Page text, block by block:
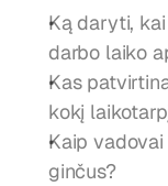
Ką daryti,
darbo laiko
Kas
kokį
Kaip
ginčus?